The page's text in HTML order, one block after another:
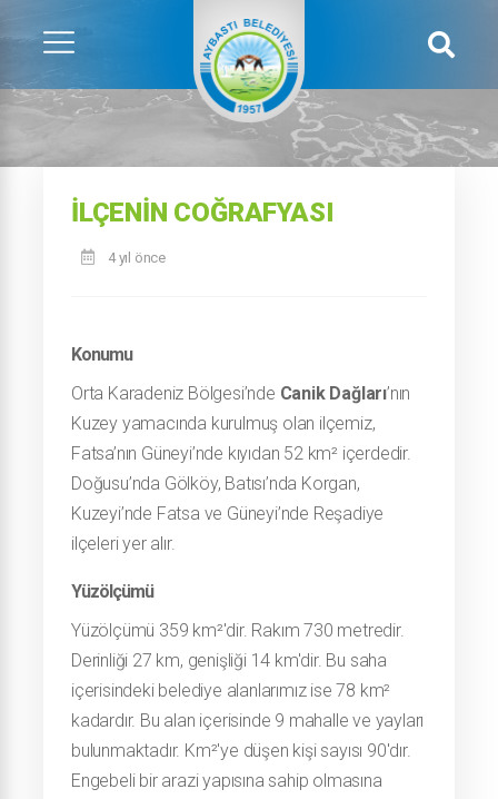
İLÇENIN COĞRAFYASI
4 yıl önce
Konumu
Orta Karadeniz Bölgesi’nde Canik Dağları’nın
Kuzey yamacında kurulmuş olan ilçemiz,
Fatsa’nın Güneyi’nde kıyıdan 52 km² içerdedir.
Doğusu’nda Gölköy, Batısı’nda Korgan,
Kuzeyi’nde Fatsa ve Güneyi’nde Reşadiye
ilçeleri yer alır.
Yüzölçümü
Yüzölçümü 359 km²'dir. Rakım 730 metredir.
Derinliği 27 km, genişliği 14 km'dir. Bu saha
içerisindeki belediye alanlarımız ise 78 km²
kadardır. Bu alan içerisinde 9 mahalle ve yayları
bulunmaktadır. Km²'ye düşen kişi sayısı 90'dır.
Engebeli bir arazi yapısına sahip olmasına